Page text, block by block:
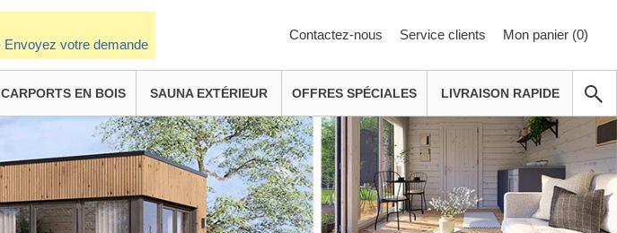
Envoyez votre demande
Contactez-nous Service clients Mon panier (0)
CARPORTS EN BOIS SAUNA EXTÉRIEUR OFFRES SPÉCIALES LIVRAISON RAPIDE